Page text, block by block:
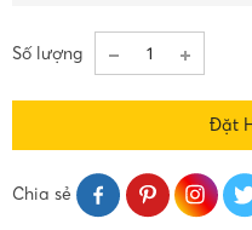
Số lượng
Đặt
Chia sẻ